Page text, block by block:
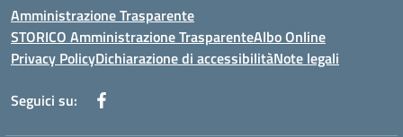
Amministrazione Trasparente
STORICO Amministrazione TrasparenteAlbo Online
Privacy PolicyDichiarazione di accessibilitàNote legali
Seguici su: